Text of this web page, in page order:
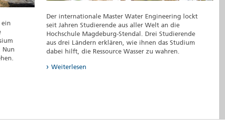
Nun
Der internationale Master Water Engineering lockt
seit Jahren Studierende aus aller Welt an die
Hochschule Magdeburg-Stendal. Drei Studierende
aus drei Ländern erklären, wie ihnen das Studium
dabei hilft, die Ressource Wasser zu wahren.
Weiterlesen